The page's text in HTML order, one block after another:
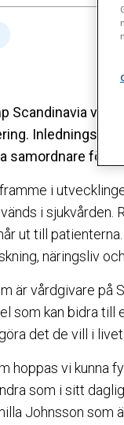
Scandinavia vid
samordnare för
i
i
ut till
näringsliv
är vårdgivare på
som kan bidra
det de vill i livet.
hoppas vi kunna
som i sitt
Johnsson